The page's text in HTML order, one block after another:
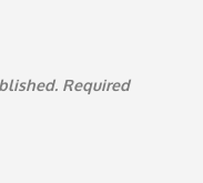
Required